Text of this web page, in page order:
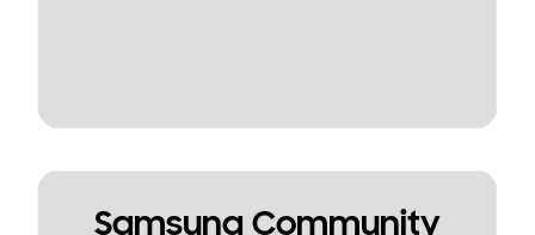
Samsung Community